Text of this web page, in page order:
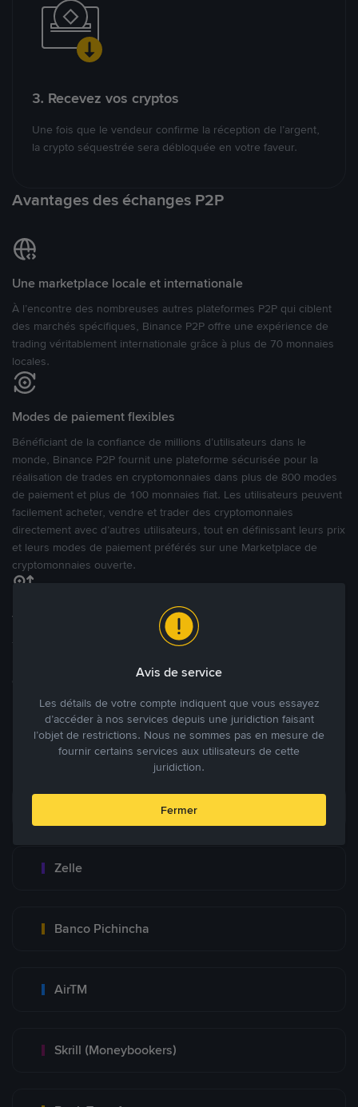
3. Recevez vos cryptos
Une fois que le vendeur confirme la réception de l’argent,
la crypto séquestrée sera débloquée en votre faveur.
Avantages des échanges P2P
Une marketplace locale et internationale
À l’encontre des nombreuses autres plateformes P2P qui ciblent
des marchés spécifiques, Binance P2P offre une expérience de
trading véritablement internationale grâce à plus de 70 monnaies
locales.
Modes de paiement flexibles
Bénéficiant de la confiance de millions d’utilisateurs dans le
monde, Binance P2P fournit une plateforme sécurisée pour la
réalisation de trades en cryptomonnaies dans plus de 800 modes
de paiement et plus de 100 monnaies fiat. Les utilisateurs peuvent
facilement acheter, vendre et trader des cryptomonnaies
directement avec d’autres utilisateurs, tout en définissant leurs prix
et leurs modes de paiement préférés sur une Marketplace de
cryptomonnaies ouverte.
Tradez à des prix avantageux pour vous
Tradez des cryptos en étant libres d’acheter et de vendre à votre
des annonces commerciales pour fixer vos propres prix.
Blog P2P Voir plus
Principaux modes de paiement
Zelle
Banco Pichincha
AirTM
Skrill (Moneybookers)
Avis de service
Les détails de votre compte indiquent que vous essayez
d’accéder à nos services depuis une juridiction faisant
l’objet de restrictions. Nous ne sommes pas en mesure de
fournir certains services aux utilisateurs de cette
juridiction.
Fermer